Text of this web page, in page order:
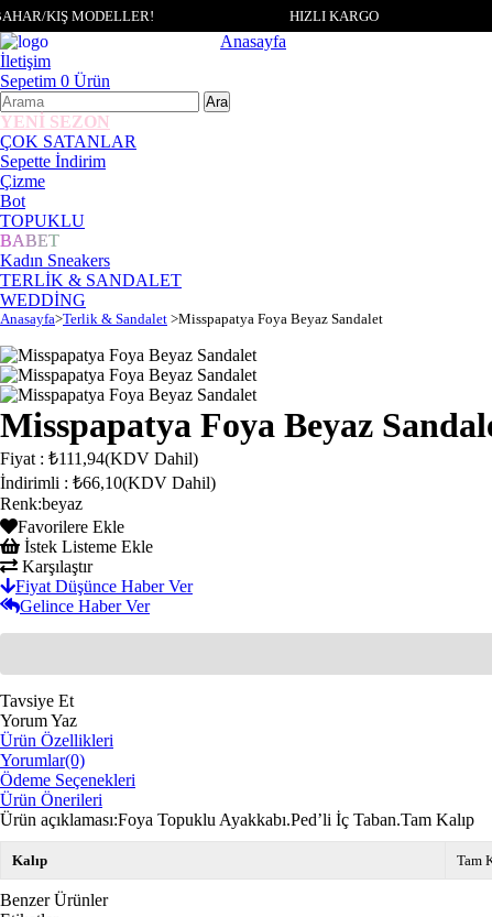
KIŞ MODELLER! HIZLI KARGO
Anasayfa
İletişim
Sepetim 0 Ürün
YENİ SEZON
ÇOK SATANLAR
Sepette İndirim
Çizme
Bot
TOPUKLU
BABET
Kadın Sneakers
TERLİK & SANDALET
WEDDİNG
Anasayfa>Terlik & Sandalet >Misspapatya Foya Beyaz Sandalet
Misspapatya Foya Beyaz
Fiyat : ₺111,94(KDV Dahil)
İndirimli : ₺66,10(KDV Dahil)
Renk:beyaz
Favorilere Ekle
İstek Listeme Ekle
Karşılaştır
Fiyat Düşünce Haber Ver
Gelince Haber Ver
Tavsiye Et
Yorum Yaz
Ürün Özellikleri
Yorumlar(0)
Ödeme Seçenekleri
Ürün Önerileri
Ürün açıklaması:Foya Topuklu Ayakkabı.Ped’li İç Taban.Tam Kalıp
Kalıp Tam
Benzer Ürünler